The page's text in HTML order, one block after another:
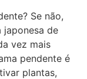
Se não,
japonesa de
vez mais
pendente é
plantas,